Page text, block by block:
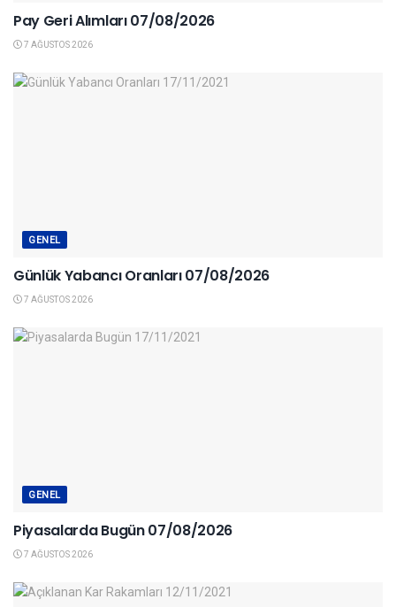
Pay Geri Alımları 07/08/2026
7 AĞUSTOS 2026
GENEL
Günlük Yabancı Oranları 07/08/2026
7 AĞUSTOS 2026
GENEL
Piyasalarda Bugün 07/08/2026
7 AĞUSTOS 2026